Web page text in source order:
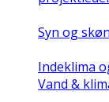
Syn og skøn
Indeklima
Vand &